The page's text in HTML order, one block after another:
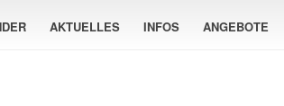
AKTUELLES INFOS ANGEBOTE